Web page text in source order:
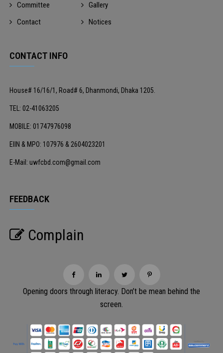
Committee
Gallery
Contact
Notices
CONTACT INFO
House# 16/16/1, Road# 6, Dhanmondi, Dhaka 1205.
TEL: 02-41063205
MOBILE: 01747976098
EIIN & MPO: 107976 & 2604023201
E-Mail: uwfcbd.com@gmail.com
FEEDBACK
Complain
Opening doors through literacy. Don’t be mean behind the
screen.